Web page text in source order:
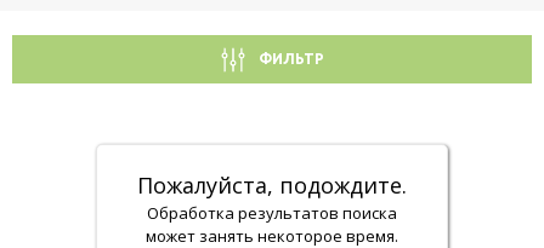
ФИЛЬТР
Пожалуйста, подождите.
Обработка результатов поиска
может занять некоторое время.